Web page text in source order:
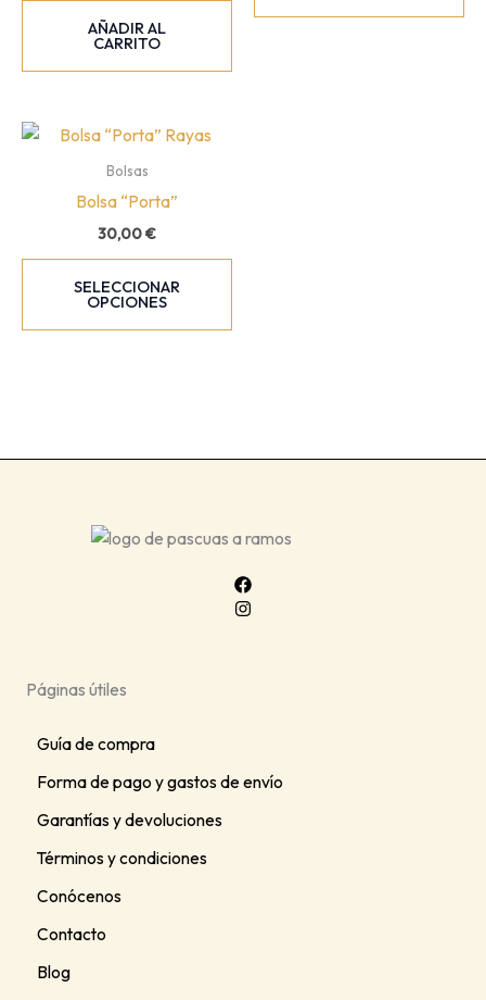
AÑADIR AL
CARRITO
Bolsas
Bolsa “Porta”
30,00€
SELECCIONAR
OPCIONES
Este
en
página
de
Páginas útiles
Guía de compra
Forma de pago y gastos de envío
Garantías y devoluciones
Términos y condiciones
Conócenos
Contacto
Blog